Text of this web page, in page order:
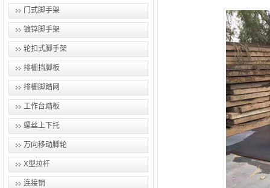
门式脚手架
镀锌脚手架
轮扣式脚手架
排栅挡脚板
排栅脚踏网
工作台踏板
螺丝上下托
万向移动脚轮
X型拉杆
连接销